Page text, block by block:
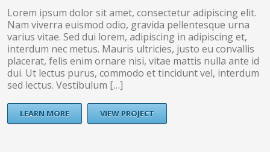
Lorem ipsum dolor sit amet, consectetur adipiscing elit.
Nam viverra euismod odio, gravida pellentesque urna
varius vitae. Sed dui lorem, adipiscing in adipiscing et,
interdum nec metus. Mauris ultricies, justo eu convallis
placerat, felis enim ornare nisi, vitae mattis nulla ante id
dui. Ut lectus purus, commodo et tincidunt vel, interdum
sed lectus. Vestibulum […]
LEARN MORE VIEW PROJECT